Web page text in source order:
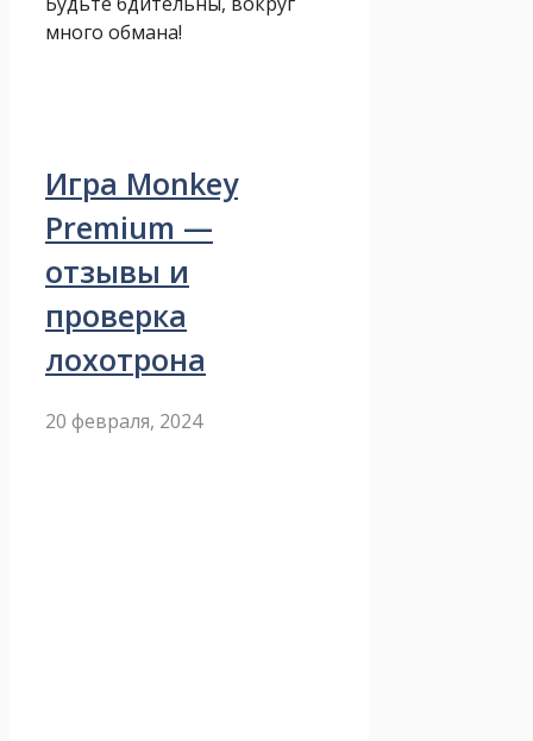
много обмана!
Игра Monkey
Premium —
отзывы и
проверка
лохотрона
20 февраля, 2024